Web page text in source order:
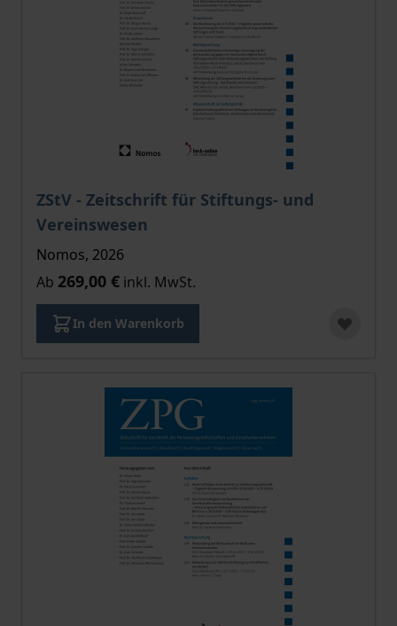
ZStV - Zeitschrift für Stiftungs- und
Vereinswesen
Der Preis dieses Titels richtet sich nach der
Nomos, 2026
Ab 269,00 € inkl. MwSt.
In den Warenkorb